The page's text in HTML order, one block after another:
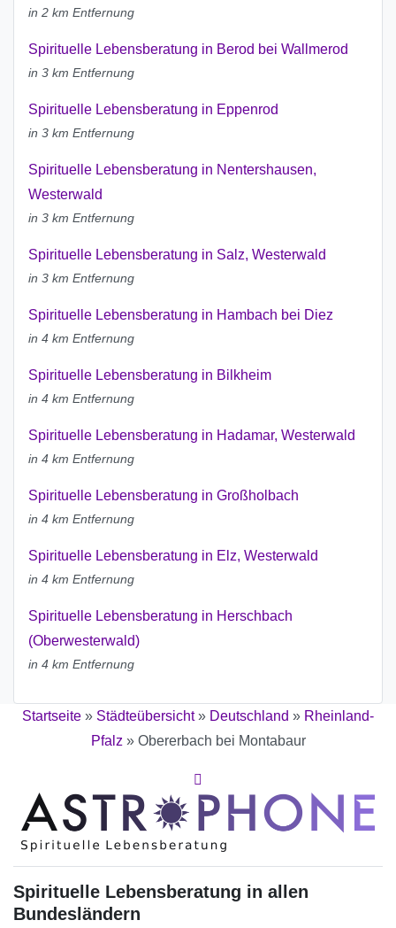
in 2 km Entfernung
Spirituelle Lebensberatung in Berod bei Wallmerod
in 3 km Entfernung
Spirituelle Lebensberatung in Eppenrod
in 3 km Entfernung
Spirituelle Lebensberatung in Nentershausen,
Westerwald
in 3 km Entfernung
Spirituelle Lebensberatung in Salz, Westerwald
in 3 km Entfernung
Spirituelle Lebensberatung in Hambach bei Diez
in 4 km Entfernung
Spirituelle Lebensberatung in Bilkheim
in 4 km Entfernung
Spirituelle Lebensberatung in Hadamar, Westerwald
in 4 km Entfernung
Spirituelle Lebensberatung in Großholbach
in 4 km Entfernung
Spirituelle Lebensberatung in Elz, Westerwald
in 4 km Entfernung
Spirituelle Lebensberatung in Herschbach
(Oberwesterwald)
in 4 km Entfernung
Startseite » Städteübersicht» Deutschland » Rheinland-
Pfalz» Obererbach bei Montabaur
Spirituelle Lebensberatung in allen
Bundesländern